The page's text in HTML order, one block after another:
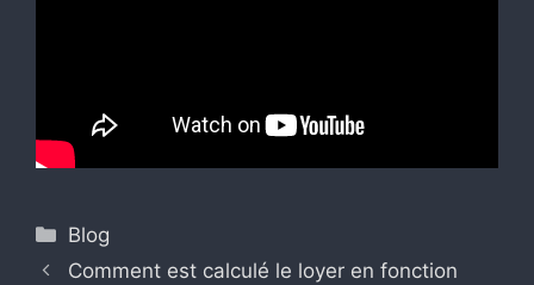
Catégories
Blog
Comment est calculé le loyer en fonction